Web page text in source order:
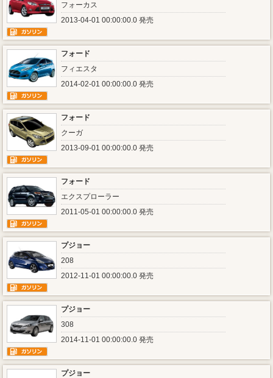
フォーカス
2013-04-01 00:00:00.0 発売
フォード
フィエスタ
2014-02-01 00:00:00.0 発売
フォード
クーガ
2013-09-01 00:00:00.0 発売
フォード
エクスプローラー
2011-05-01 00:00:00.0 発売
プジョー
208
2012-11-01 00:00:00.0 発売
プジョー
308
2014-11-01 00:00:00.0 発売
プジョー